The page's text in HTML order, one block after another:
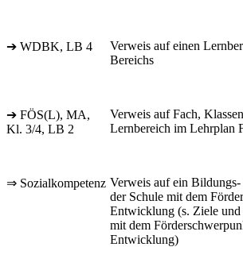
➔ WDBK, LB 4
Verweis auf einen
Bereichs
➔ FÖS(L), MA,
Kl. 3/4, LB 2
Verweis auf Fach,
Lernbereich im Lehrplan
⇒ Sozialkompetenz Verweis auf ein
der Schule mit dem
Entwicklung (s. Ziele
mit dem
Entwicklung)